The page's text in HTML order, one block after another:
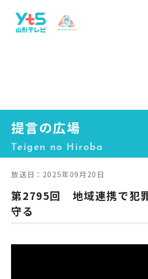
提言の広場
Teigen no Hiroba
放送日：2025年09月20日
第2795回 地域連携で犯
守る